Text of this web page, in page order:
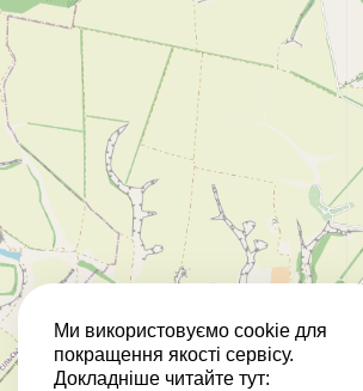
Ми використовуємо cookie для
покращення якості сервісу.
Докладніше читайте тут: